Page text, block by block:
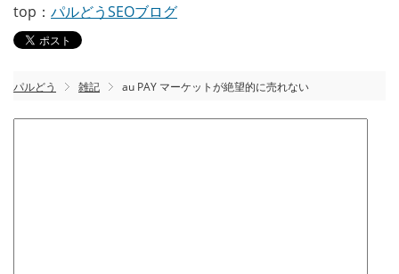
top： パルどうSEOブログ
パルどう 雑記 au PAY マーケットが絶望的に売れない